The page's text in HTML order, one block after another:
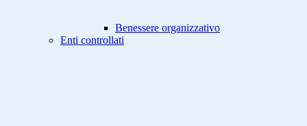
Benessere organizzativo
Enti controllati